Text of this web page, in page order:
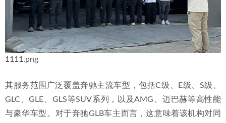
1111.png
其服务范围广泛覆盖奔驰主流车型，包括C级、E级、S级、
GLC、GLE、GLS等SUV系列，以及AMG、迈巴赫等高性能
与豪华车型。对于奔驰GLB车主而言，这意味着该机构对同